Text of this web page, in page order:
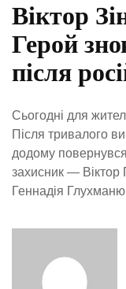
Віктор
Герой
після
Сьогодні для
Після тривалого
додому
захисник — Віктор
Геннадія